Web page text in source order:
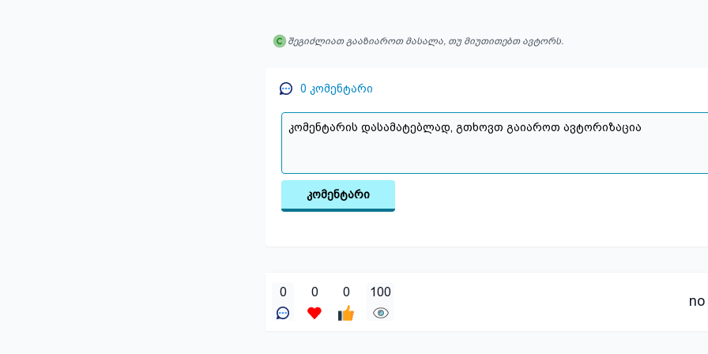
შეგიძლიათ გააზიაროთ მასალა, თუ მიუთითებთ ავტორს.
0 კომენტარი
კომენტარი
0 0 0 100